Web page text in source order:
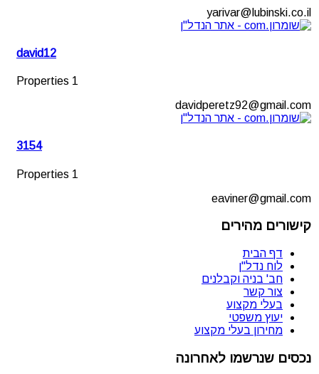
yarivar@lubinski.co.il
david12
1 Properties
davidperetz92@gmail.com
3154
1 Properties
eaviner@gmail.com
קישורים מהירים
דף הבית
לוח נדל"ן
חב' בניה וקבלנים
צור קשר
בעלי מקצוע
יעוץ משפטי
מחירון בעלי מקצוע
נכסים שנרשמו לאחרונה